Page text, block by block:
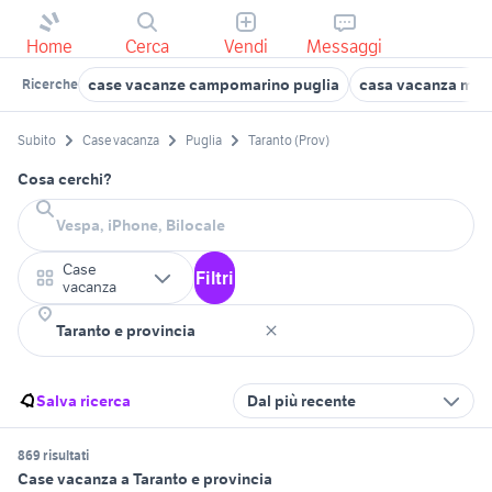
Home Cerca Vendi Messaggi
Ricerche case vacanze campomarino puglia casa vacanza
Subito Case vacanza Puglia Taranto (Prov)
Cosa cerchi?
Case
vacanza
Filtri
Salva ricerca Dal più recente
869 risultati
Case vacanza a Taranto e provincia